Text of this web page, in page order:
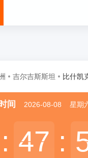
吉尔吉斯斯坦 比什凯
间 2026-08-08 星期
: 47
47 :